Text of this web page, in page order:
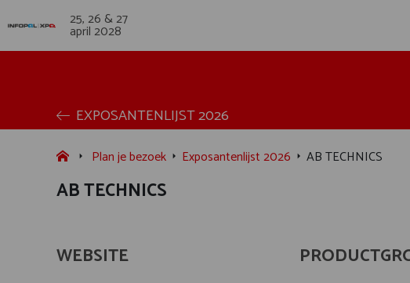
25, 26 & 27
april 2028
EXPOSANTENLIJST 2026
Plan je bezoek Exposantenlijst 2026 AB TECHNICS
AB TECHNICS
WEBSITE